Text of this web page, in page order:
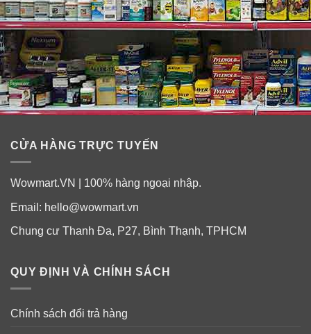
CỬA HÀNG TRỰC TUYẾN
Wowmart.VN | 100% hàng ngoại nhập.
Email: hello@wowmart.vn
Chung cư Thanh Đa, P27, Bình Thạnh, TPHCM
QUY ĐỊNH VÀ CHÍNH SÁCH
Chính sách đổi trả hàng